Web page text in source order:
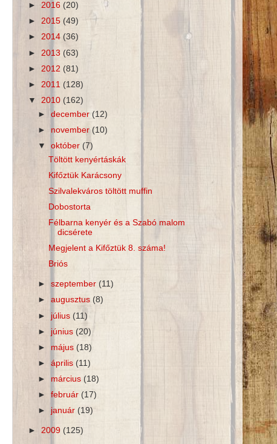
► 2016 (20)
► 2015 (49)
► 2014 (36)
► 2013 (63)
► 2012 (81)
► 2011 (128)
▼ 2010 (162)
►december(12)
► november (10)
▼október (7)
Töltött kenyértáskák
Kifőztük Karácsony
Szilvalekváros töltött muffin
Dobostorta
Félbarna kenyér és a Szabó malom
dicsérete
Megjelent a Kifőztük 8. száma!
Briós
►szeptember (11)
►augusztus (8)
► július (11)
► június(20)
► május(18)
►április(11)
► március (18)
►február (17)
► január (19)
► 2009 (125)